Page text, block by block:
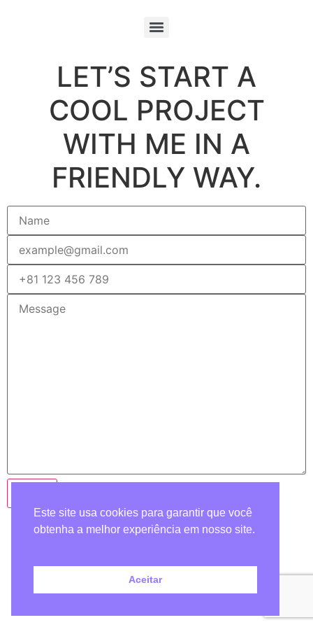
LET’S START A
COOL PROJECT
WITH ME IN A
FRIENDLY WAY.
Todos os direitos reservados
Este site usa cookies para garantir que você
obtenha a melhor experiência em nosso site.
Aceitar